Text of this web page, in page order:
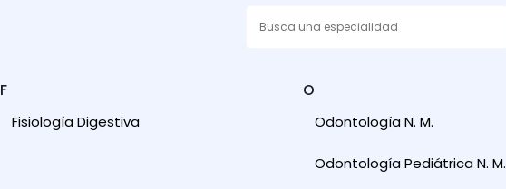
F
Fisiología Digestiva
O
Odontología N. M.
Odontología Pediátrica N. M.